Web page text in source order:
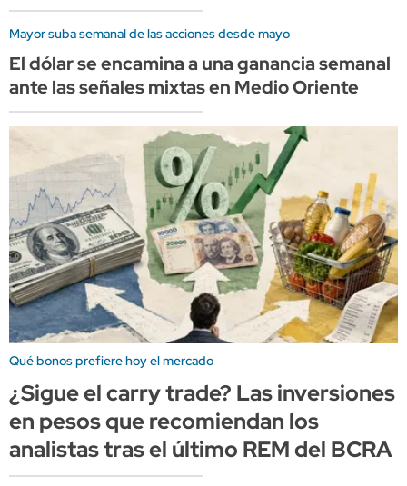
Mayor suba semanal de las acciones desde mayo
El dólar se encamina a una ganancia semanal
ante las señales mixtas en Medio Oriente
Qué bonos prefiere hoy el mercado
¿Sigue el carry trade? Las inversiones
en pesos que recomiendan los
analistas tras el último REM del BCRA